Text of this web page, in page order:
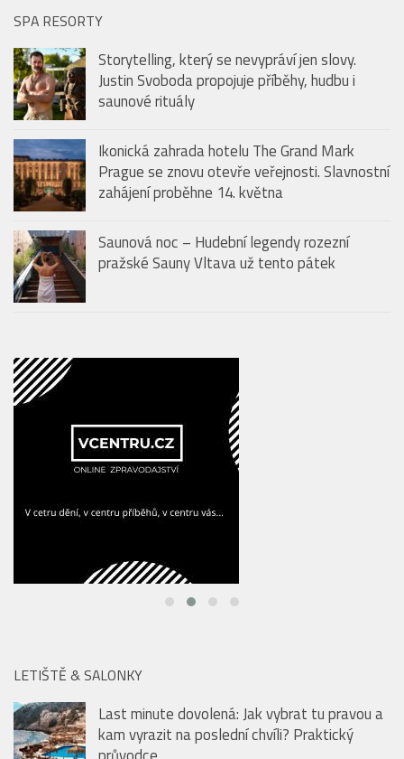
přehrávač
SPA RESORTY
Justin Svoboda propojuje příběhy, hudbu i
saunové rituály
Prague se znovu otevře veřejnosti. Slavnostní
zahájení proběhne 14. května
LETIŠTĚ & SALONKY